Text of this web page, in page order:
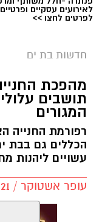
שבוצע בצעירה כבת 18 במלון דירות
עם קבלת הדיווח,
יחד עם חוקרי
והחלו בביצוע
בזירה, במטרה
תחנת בת ים,
לאירועים עסקיים
לפרטים לחצו >>
חדשות בת ים
מהפכת
תושבים
המגורים
רפורמת החנייה
עשויים ליהנות
עופר אשטוקר / 11:21 06.08.26